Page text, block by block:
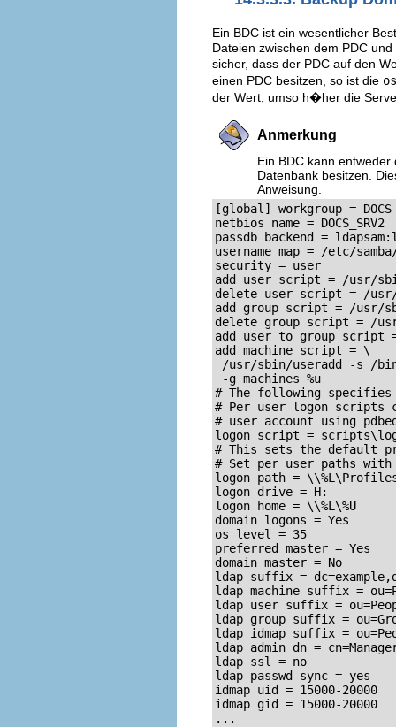
Ein BDC ist ein wesentlicher
Dateien zwischen dem PDC
sicher, dass der PDC auf den
einen PDC besitzen, so ist die
der Wert, umso h�her die
Anmerkung
Ein BDC kann
Datenbank besitzen.
Anweisung.
[global] workgroup = DOCS
netbios name = DOCS_SRV2
passdb backend =
username map = /etc/
security = user
add user script = /usr/
delete user script = /
add group script = /usr/
delete group script = /
add user to group script =
add machine script = \
/usr/sbin/useradd -s /
-g machines %u
# The following
# Per user logon scripts
# user account using
logon script =
# This sets the default
# Set per user paths with
logon path =
logon drive = H:
logon home = \\%L\%U
domain logons = Yes
os level = 35
preferred master = Yes
domain master = No
ldap suffix =
ldap machine suffix =
ldap user suffix =
ldap group suffix =
ldap idmap suffix =
ldap admin dn =
ldap ssl = no
ldap passwd sync = yes
idmap uid = 15000-20000
idmap gid = 15000-20000
...